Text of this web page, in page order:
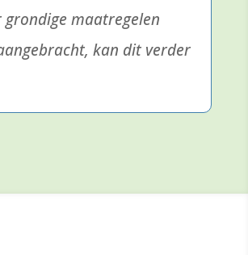
grondige maatregelen
kan dit verder